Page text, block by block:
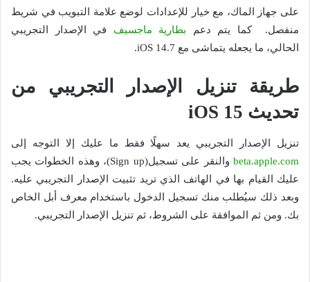
على جهاز الماك، مع خيار للإعدادات لوضع علامة التبويب في شريط
منفصل. كما يتم دعم بطارية ماجسيف في الإصدار التجريبي
الحالي، ما يجعله يتماشى مع iOS 14.7.
طريقة تنزيل الإصدار التجريبي من
تحديث iOS 15
تنزيل الإصدار التجريبي يعد سهلًا فقط ما عليك إلا التوجه إلى
beta.apple.com
والنقر على تسجيل(Sign up)، وهذه الخطوات يجب
عليك القيام بها في الهاتف الذي تريد تثبيت الإصدار التجريبي عليه.
وبعد ذلك سيُطلب منك تسجيل الدخول باستخدام معرف أبل الخاص
بك. ومن ثم الموافقة على الشروط، ثم تنزيل الإصدار التجريبي.